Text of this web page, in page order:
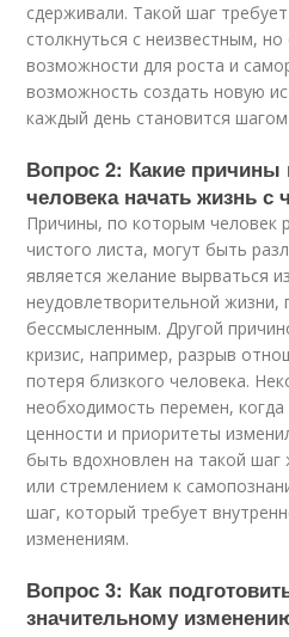
сдерживали. Такой шаг
столкнуться с неизвестным,
возможности для роста и
возможность создать новую
каждый день становится
Вопрос 2: Какие причины
человека начать жизнь с
Причины, по которым человек
чистого листа, могут быть
является желание вырваться
неудовлетворительной жизни,
бессмысленным. Другой
кризис, например, разрыв
потеря близкого человека.
необходимость перемен,
ценности и приоритеты
быть вдохновлен на такой
или стремлением к
шаг, который требует
изменениям.
Вопрос 3: Как
значительному